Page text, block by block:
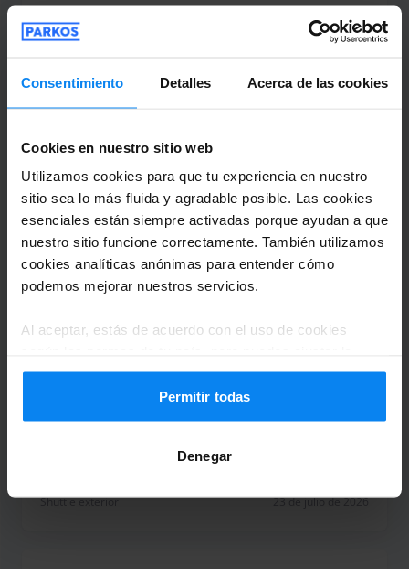
Consentimiento Detalles Acerca de las cookies
Cookies en nuestro sitio web
Utilizamos cookies para que tu experiencia en nuestro
sitio sea lo más fluida y agradable posible. Las cookies
esenciales están siempre activadas porque ayudan a que
nuestro sitio funcione correctamente. También utilizamos
cookies analíticas anónimas para entender cómo
podemos mejorar nuestros servicios.
Al aceptar, estás de acuerdo con el uso de cookies
configuración en cualquier momento. Para conocer todos
los detalles, consulta nuestra Política de privacidad
Permitir todas
Denegar
MARIO OSCAR SCIPIONI 8
Mí experiencia con Parkos siempre ha sido
Shuttle exterior 26 de julio de 2026
Sebastian lopez
Estacionado de 18/7/26 a 21/7/26
Buena experiencia
Buena experiencia
Shuttle exterior 23 de julio de 2026